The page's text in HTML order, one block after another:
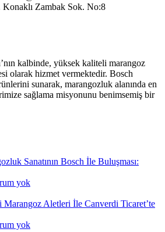
Konaklı Zambak Sok. No:8
kalbinde, yüksek kaliteli marangoz
olarak hizmet vermektedir. Bosch
sunarak, marangozluk alanında en
sağlama misyonunu benimsemiş bir
Sanatının Bosch İle Buluşması:
yok
Marangoz Aletleri İle Canverdi Ticaret’te
yok